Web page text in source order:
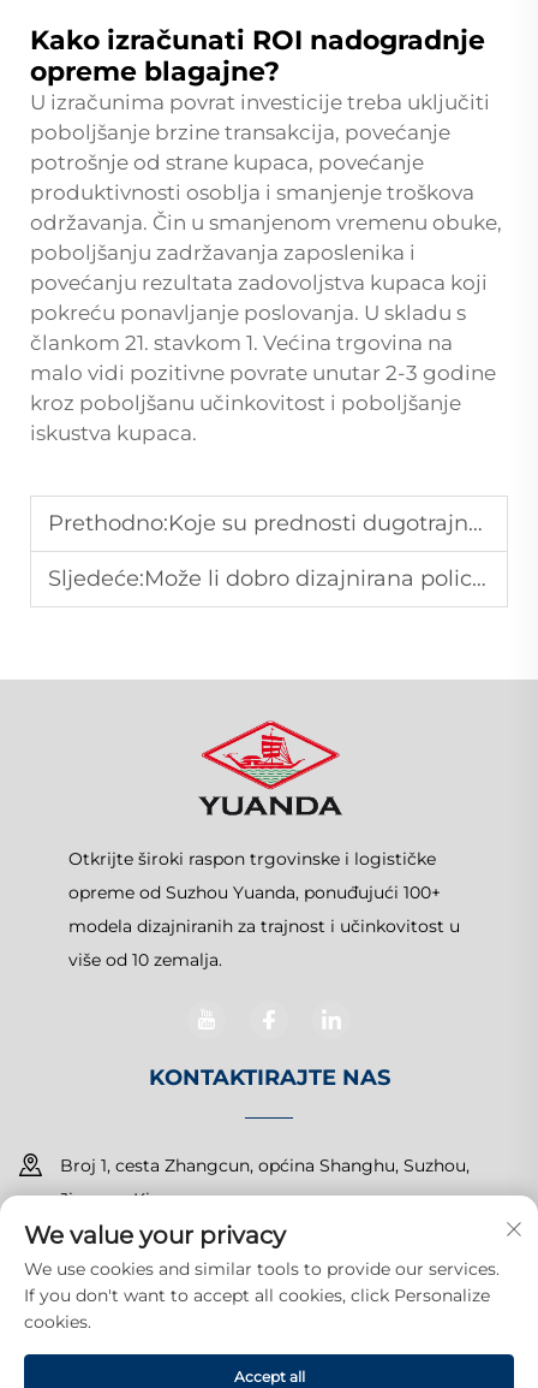
Kako izračunati ROI nadogradnje
opreme blagajne?
U izračunima povrat investicije treba uključiti
poboljšanje brzine transakcija, povećanje
potrošnje od strane kupaca, povećanje
produktivnosti osoblja i smanjenje troškova
održavanja. Čin u smanjenom vremenu obuke,
poboljšanju zadržavanja zaposlenika i
povećanju rezultata zadovoljstva kupaca koji
pokreću ponavljanje poslovanja. U skladu s
člankom 21. stavkom 1. Većina trgovina na
malo vidi pozitivne povrate unutar 2-3 godine
kroz poboljšanu učinkovitost i poboljšanje
iskustva kupaca.
Prethodno:Koje su prednosti dugotrajnosti ergonomskog kolica za kupovinu?
Sljedeće:Može li dobro dizajnirana polica u supermarketu utjecati na ponašanje potrošača?
Otkrijte široki raspon trgovinske i logističke
opreme od Suzhou Yuanda, ponuđujući 100+
modela dizajniranih za trajnost i učinkovitost u
više od 10 zemalja.
KONTAKTIRAJTE NAS
Broj 1, cesta Zhangcun, općina Shanghu, Suzhou,
Jiangsu, Kina
+86-15150179453
[email protected]
© 2026 Suzhou Yuanda Commercial Products Co., Ltd.Sva prava
We value your privacy
We use cookies and similar tools to provide our services.
If you don't want to accept all cookies, click Personalize
cookies.
Accept all